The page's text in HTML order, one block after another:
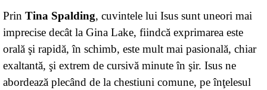
Prin Tina Spalding, cuvintele lui Isus sunt uneori mai
imprecise decât la Gina Lake, fiindcă exprimarea este
orală şi rapidă, în schimb, este mult mai pasională, chiar
exaltantă, şi extrem de cursivă minute în şir. Isus ne
abordează plecând de la chestiuni comune, pe înţelesul